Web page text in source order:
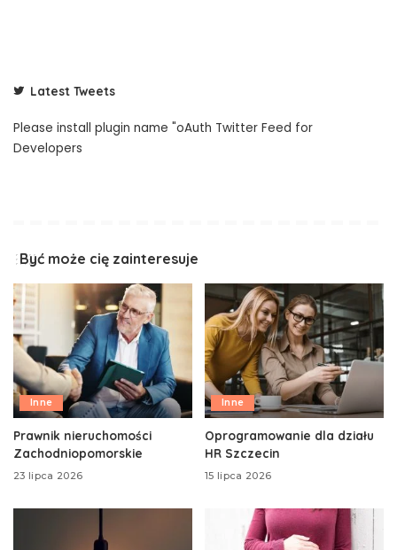
Latest Tweets
Please install plugin name "oAuth Twitter Feed for
Developers
Być może cię zainteresuje
Inne
Prawnik nieruchomości
Zachodniopomorskie
23 lipca 2026
Inne
Oprogramowanie dla działu
HR Szczecin
15 lipca 2026